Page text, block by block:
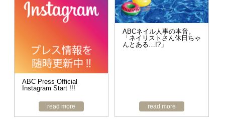
ABC Press Official
Instagram Start !!!
read more
ABCネイル人事の本音。
「ネイリストさん休日ちゃ
んとある…!?」
read more